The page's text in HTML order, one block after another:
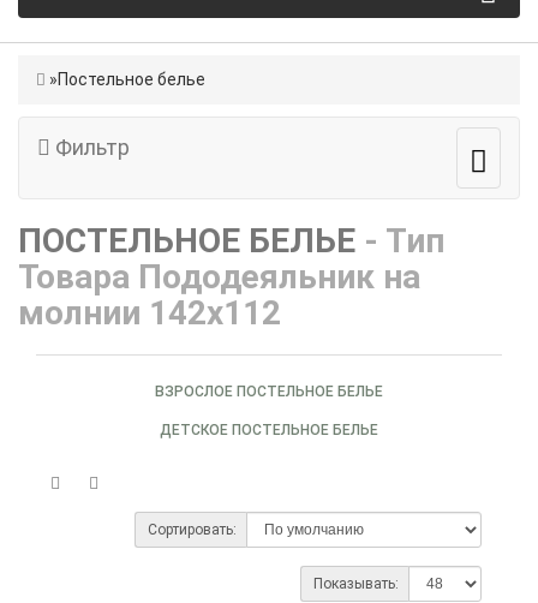
Постельное белье
Фильтр
ПОСТЕЛЬНОЕ БЕЛЬЕ - Тип
Товара Пододеяльник на
молнии 142х112
ВЗРОСЛОЕ ПОСТЕЛЬНОЕ БЕЛЬЕ
ДЕТСКОЕ ПОСТЕЛЬНОЕ БЕЛЬЕ
Сортировать:
Показывать: